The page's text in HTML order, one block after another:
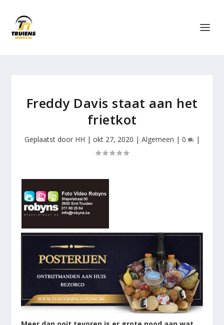
Freddy Davis staat aan het
frietkot
Geplaatst door HH | okt 27, 2020 | Algemeen | 0 |